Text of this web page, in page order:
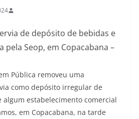
de depósito de bebidas e
pela Seop, em Copacabana –
Pública removeu uma
como depósito irregular de
algum estabelecimento comercial
em Copacabana, na tarde